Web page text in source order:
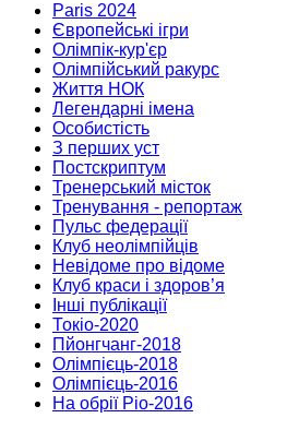
Paris 2024
Європейські ігри
Олімпік-кур'єр
Олімпійський ракурс
Життя НОК
Легендарні імена
Особистість
З перших уст
Постскриптум
Тренерський місток
Тренування - репортаж
Пульс федерації
Клуб неолімпійців
Невідоме про відоме
Клуб краси і здоров’я
Інші публікації
Токіо-2020
Пйонгчанг-2018
Олімпієць-2018
Олімпієць-2016
На обрії Ріо-2016